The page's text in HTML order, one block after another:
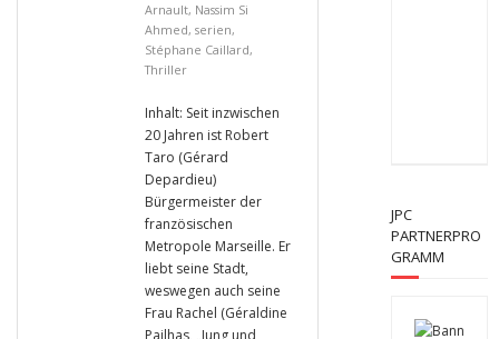
Arnault, Nassim Si
Ahmed, serien,
Stéphane Caillard,
Thriller
Inhalt: Seit inzwischen
20 Jahren ist Robert
Taro (Gérard
Depardieu)
Bürgermeister der
französischen
Metropole Marseille. Er
liebt seine Stadt,
weswegen auch seine
Frau Rachel (Géraldine
Pailhas, „Jung und
JPC
PARTNERPRO
GRAMM